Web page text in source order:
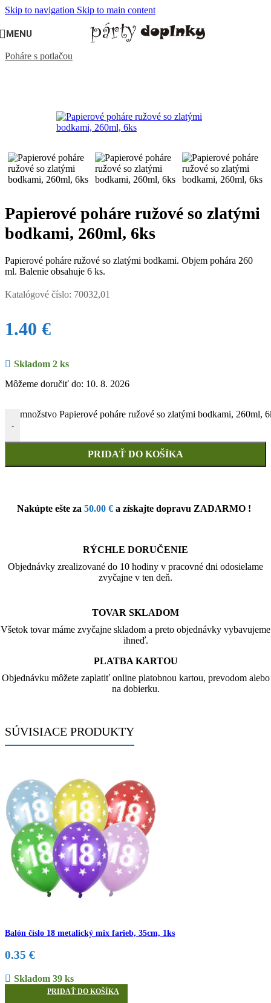
Skip to navigation Skip to main content
MENU
PÁRTY VÝZDOBA, DEKORÁCIE
Poháre s potlačou
Papierové poháre ružové so zlatými
bodkami, 260ml, 6ks
Papierové poháre ružové so zlatými bodkami. Objem pohára 260
ml. Balenie obsahuje 6 ks.
Katalógové číslo: 70032,01
1.40 €
Skladom 2 ks
Môžeme doručiť do: 10. 8. 2026
-
množstvo Papierové poháre ružové so zlatými bodkami, 260ml,
PRIDAŤ DO KOŠÍKA
Nakúpte ešte za 50.00 € a získajte dopravu ZADARMO !
RÝCHLE DORUČENIE
Objednávky zrealizované do 10 hodiny v pracovné dni odosielame
zvyčajne v ten deň.
TOVAR SKLADOM
Všetok tovar máme zvyčajne skladom a preto objednávky vybavujeme
ihneď.
PLATBA KARTOU
Objednávku môžete zaplatiť online platobnou kartou, prevodom alebo
na dobierku.
SÚVISIACE PRODUKTY
Balón číslo 18 metalický mix farieb, 35cm, 1ks
0.35 €
Skladom 39 ks
PRIDAŤ DO KOŠÍKA